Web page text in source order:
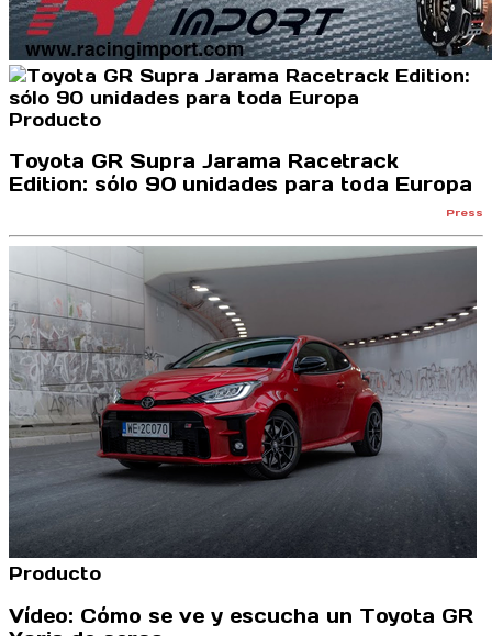
Producto
Toyota GR Supra Jarama Racetrack
Edition: sólo 90 unidades para toda Europa
Press
Producto
Vídeo: Cómo se ve y escucha un Toyota GR